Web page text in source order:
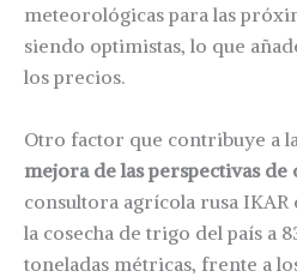
meteorológicas para las
siendo optimistas, lo que
los precios.
Otro factor que contribuye a
mejora de las perspectivas de
consultora agrícola rusa
la cosecha de trigo del país a
toneladas métricas, frente a